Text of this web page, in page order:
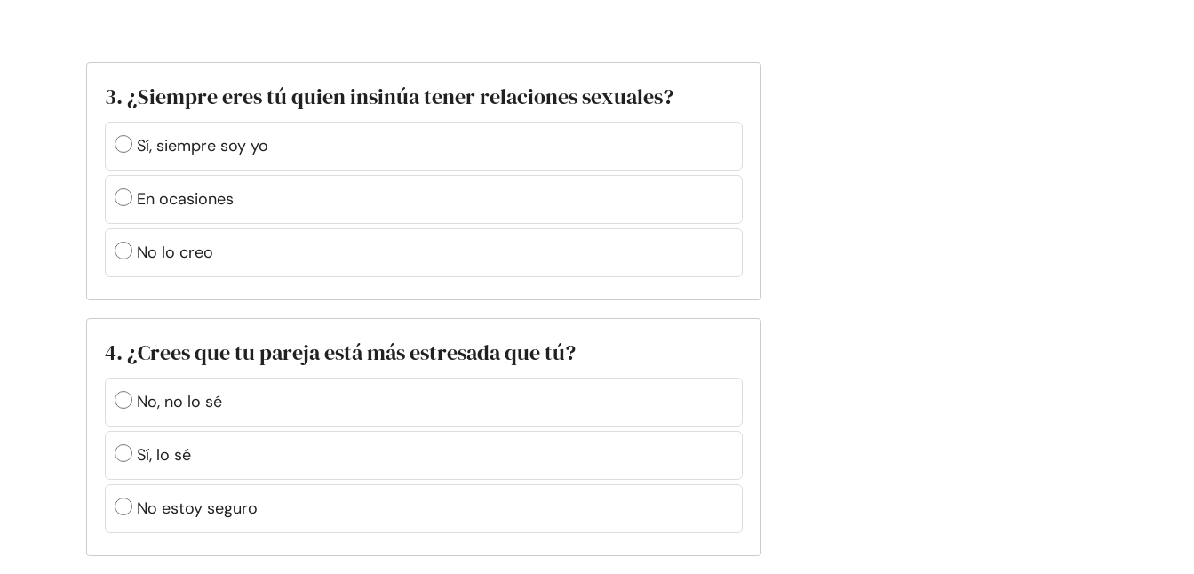
3. ¿Siempre eres tú quien insinúa tener relaciones sexuales?
Sí, siempre soy yo
En ocasiones
No lo creo
4. ¿Crees que tu pareja está más estresada que tú?
No, no lo sé
Sí, lo sé
No estoy seguro